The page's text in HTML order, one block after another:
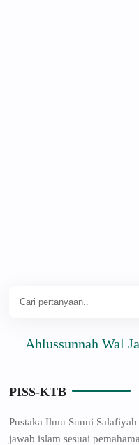
Wal
PISS-KTB
Pustaka Ilmu Sunni
jawab islam sesuai